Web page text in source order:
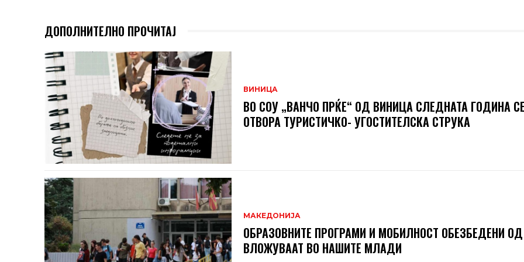
ДОПОЛНИТЕЛНО ПРОЧИТАЈ
ВИНИЦА
ВО СОУ „ВАНЧО ПРЌЕ“ ОД ВИНИЦА СЛЕДНАТА ГОДИНА СЕ
ОТВОРА ТУРИСТИЧКО- УГОСТИТЕЛСКА СТРУКА
МАКЕДОНИЈА
ОБРАЗОВНИТЕ ПРОГРАМИ И МОБИЛНОСТ ОБЕЗБЕДЕНИ
ВЛОЖУВААТ ВО НАШИТЕ МЛАДИ